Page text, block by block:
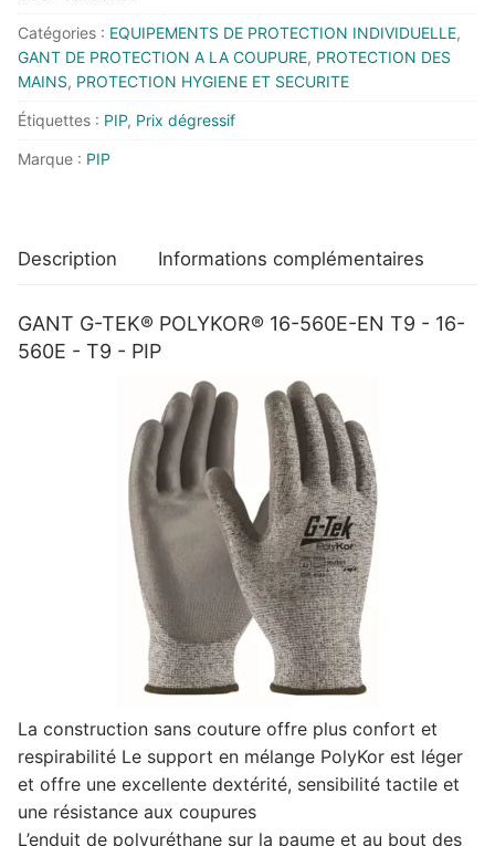
16-
560E
-
T9
-
Catégories : EQUIPEMENTS DE PROTECTION INDIVIDUELLE,
GANT DE PROTECTION A LA COUPURE, PROTECTION DES
MAINS, PROTECTION HYGIENE ET SECURITE
Étiquettes : PIP, Prix dégressif
Marque : PIP
Description Informations complémentaires
GANT G-TEK® POLYKOR® 16-560E-EN T9 - 16-
560E - T9 - PIP
La construction sans couture offre plus confort et
respirabilité Le support en mélange PolyKor est léger
et offre une excellente dextérité, sensibilité tactile et
une résistance aux coupures
L’enduit de polyuréthane sur la paume et au bout des